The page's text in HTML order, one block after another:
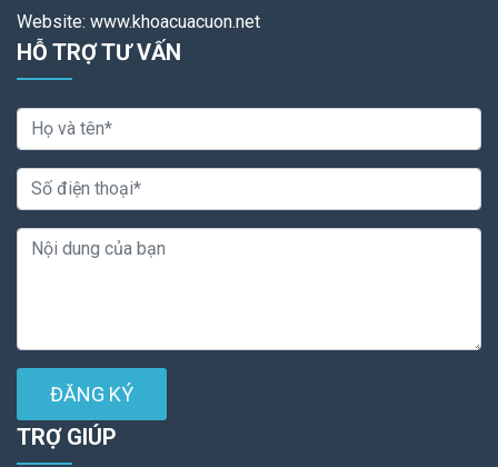
Website: www.khoacuacuon.net
HỖ TRỢ TƯ VẤN
ĐĂNG KÝ
TRỢ GIÚP